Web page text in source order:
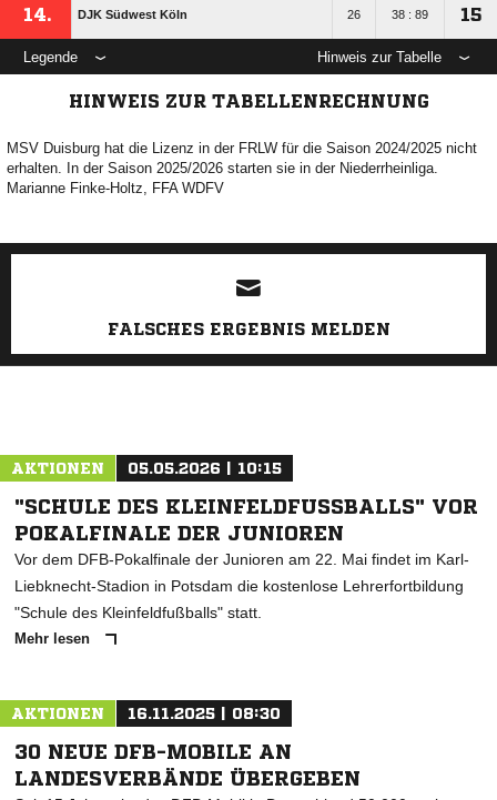
14. DJK Südwest Köln 26 38 : 89 15
Legende Hinweis zur Tabelle
HINWEIS ZUR TABELLENRECHNUNG
MSV Duisburg hat die Lizenz in der FRLW für die Saison 2024/2025 nicht
erhalten. In der Saison 2025/2026 starten sie in der Niederrheinliga.
Marianne Finke-Holtz, FFA WDFV
ANZEIGE
FALSCHES ERGEBNIS MELDEN
AKTIONEN 05.05.2026 | 10:15
"SCHULE DES KLEINFELDFUSSBALLS" VOR P
OKALFINALE DER JUNIOREN
Vor dem DFB-Pokalfinale der Junioren am 22. Mai findet im Karl-
Liebknecht-Stadion in Potsdam die kostenlose Lehrerfortbildung
"Schule des Kleinfeldfußballs" statt.
Mehr lesen
AKTIONEN 16.11.2025 | 08:30
30 NEUE DFB-MOBILE AN
LANDESVERBÄNDE ÜBERGEBEN